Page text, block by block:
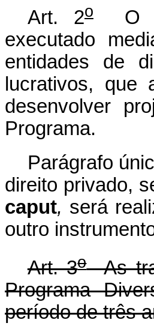
Art. 2oO
executado
entidades de
lucrativos, que
desenvolver
Programa.
Parágrafo
direito privado,
caput, será
outro
Art. 3oAs
Programa
período de três